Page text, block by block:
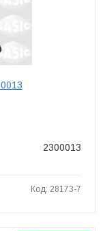
2300013
Код: 28173-7